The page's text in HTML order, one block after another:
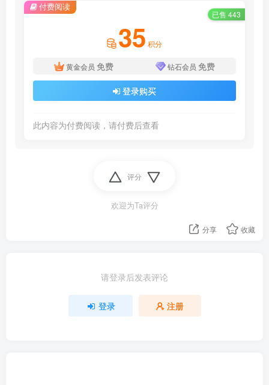
付费阅读
已售 443
35 积分
黄金会员 免费 钻石会员 免费
登录购买
此内容为付费阅读，请付费后查看
评分
欢迎为Ta评分
分享 收藏
请登录后发表评论
登录 注册